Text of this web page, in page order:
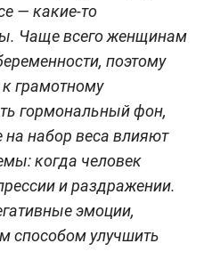
— какие-то
Чаще всего женщинам
поэтому
грамотному
гормональный фон,
на набор веса влияют
когда человек
и раздражении.
эмоции,
способом улучшить